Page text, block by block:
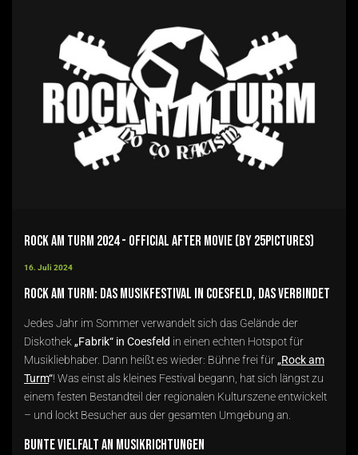
Rock am Turm 2024 - Official After Movie (by 25pictures)
16. Juli 2024
Rock am Turm: Das Musikfestival in Coesfeld, das verbindet
Jedes Jahr im Sommer verwandelt sich das Gelände der
Diskothek„Fabrik“ in Coesfeld in einen echten Hotspot für
Musikliebhaber. Dann heißt es wieder: Bühne frei für„Rock am
Turm“! Was einst als kleines Festival begann, hat sich längst zu
einem festen Bestandteil der regionalen Kulturszene entwickelt
– und lockt Besucher aus der gesamten Umgebung an.
Bunte Vielfalt an Musikrichtungen